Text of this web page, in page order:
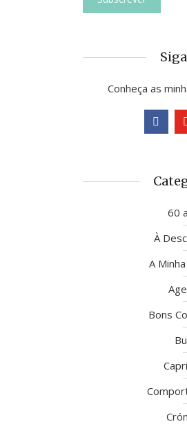
Conheça as
60
À
A
Bons